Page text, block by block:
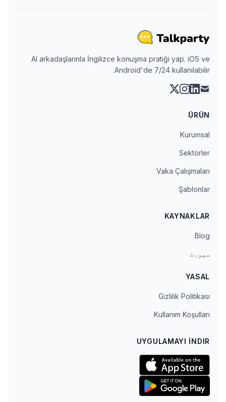
AI arkadaşlarınla İngilizce konuşma pratiği yap. iOS ve
Android'de 7/24 kullanılabilir.
mail
linkedin
instagram
x
ÜRÜN
Kurumsal
Sektörler
Vaka Çalışmaları
Şablonlar
KAYNAKLAR
Blog
سپورٹ
YASAL
Gizlilik Politikası
Kullanım Koşulları
UYGULAMAYI İNDIR